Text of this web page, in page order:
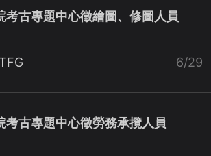
考古專題中心徵繪圖、修圖人員
6/29
考古專題中心徵勞務承攬人員